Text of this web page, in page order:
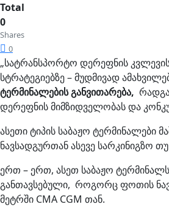
Total
0
Shares
0
„სატრანსპორტო დერეფნის
სტრატეგიებზე – მუდმივად
ტერმინალების განვითარება,
დერეფნის მიმზიდველობას და
ასეთი ტიპის საბაჟო
ნავსადგურთან ასევე სარკინიგზო
ერთ – ერთ, ასეთ საბაჟო
განთავსებული, როგორც ფოთის
მეტრში CMA CGM თან.